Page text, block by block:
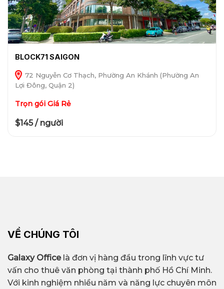
BLOCK71 SAIGON
72 Nguyễn Cơ Thạch, Phường An Khánh (Phường An
Lợi Đông, Quận 2)
Trọn gói Giá Rẻ
$145 / người
VỀ CHÚNG TÔI
Galaxy Officelà đơn vị hàng đầu trong lĩnh vực tư
vấn cho thuê văn phòng tại thành phố Hồ Chí Minh.
Với kinh nghiệm nhiều năm và năng lực chuyên môn